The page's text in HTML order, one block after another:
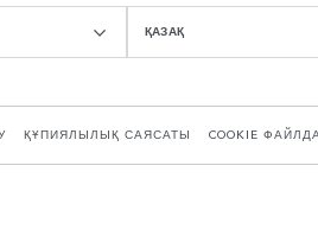
ҚАЗАҚ
ҚҰПИЯЛЫЛЫҚ САЯСАТЫ COOKIE